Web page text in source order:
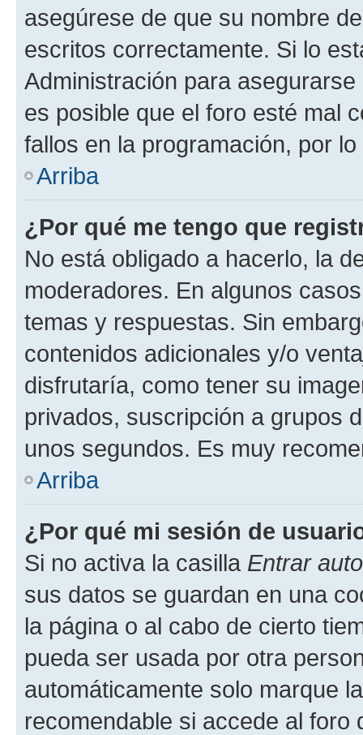
asegúrese de que su nombre
escritos correctamente. Si lo
Administración para
es posible que el foro esté mal
fallos en la programación, por
Arriba
¿Por qué me tengo que
No está obligado a hacerlo, la
moderadores. En algunos
temas y respuestas. Sin
contenidos adicionales y/o
disfrutaría, como tener su
privados, suscripción a grupos
unos segundos. Es muy
Arriba
¿Por qué mi sesión de
Si no activa la casilla Entrar
sus datos se guardan en una
la página o al cabo de cierto
pueda ser usada por otra
automáticamente solo marque
recomendable si accede al foro